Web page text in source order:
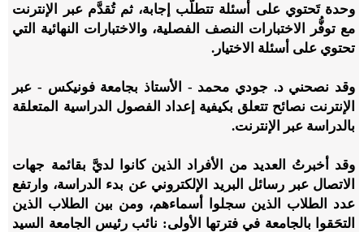
وحدة تَحتوي على أسئلة تتطلَّب إجابة، ثم تُقدَّم عبر الإنترنت
مع توفُّر الاختبارات النصف الفصلية، والاختبارات النهائية التي
تحتوي على أسئلة الاختيار.
وقد نصحني د. جودي محمد - الأستاذ بجامعة فونيكس - عبر
الإنترنت نصائح تتعلق بكيفية إعداد الفصول الدراسية المتعلقة
بالدراسة عبر الإنترنت.
وقد أخبرتُ العديد من الأفراد الذين كانوا لديَّ بقائمة جهات
الاتصال عبر رسائل البريد الإلكتروني عن بدء الدراسة، وارتفع
عدد الطلاب الذين سجلوا أسماءهم، ومن بين الطلاب الذين
التحَقوا بالجامعة في فترتها الأولى: نائب رئيس الجامعة السيد